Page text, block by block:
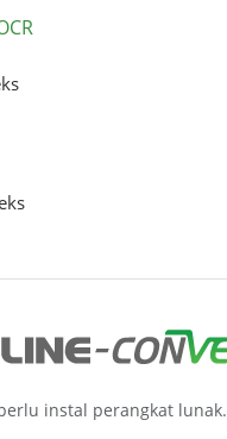
instal perangkat lunak.